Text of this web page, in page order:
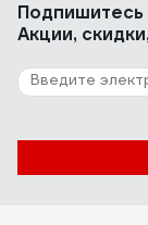
аксессуаров
вид.
Отзыв о
15х10 мм 2 м
Подпишитесь
Акции,